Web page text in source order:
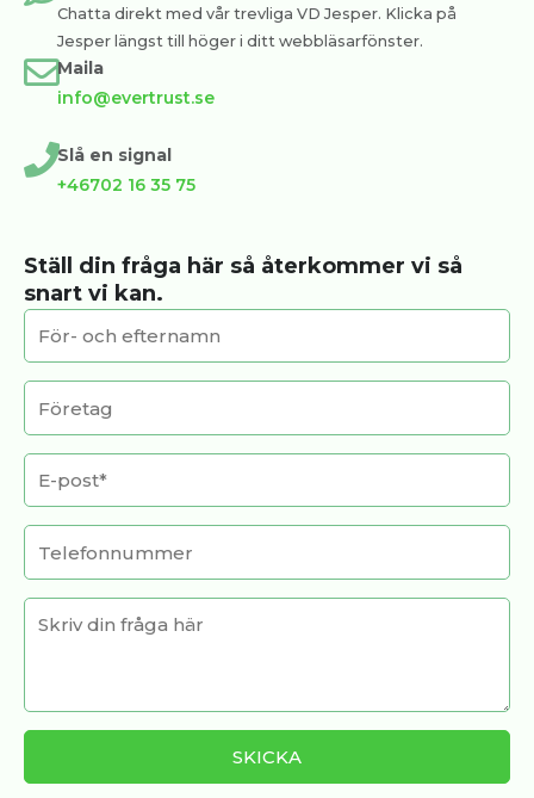
Chatta direkt med vår trevliga VD Jesper. Klicka på
Jesper längst till höger i ditt webbläsarfönster.
Maila
info@evertrust.se
Slå en signal
+46702 16 35 75
Ställ din fråga här så återkommer vi så
snart vi kan.